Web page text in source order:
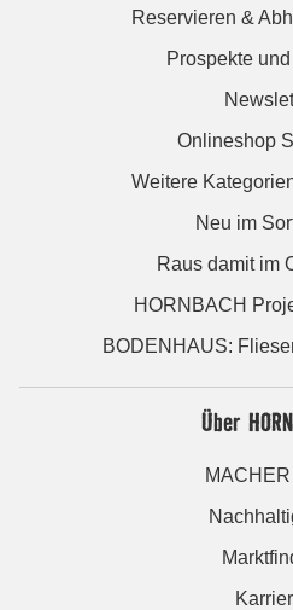
Reservieren &
Prospekte
Onlineshop
Weitere
Neu im
Raus damit im
HORNBACH
BODENHAUS:
Über